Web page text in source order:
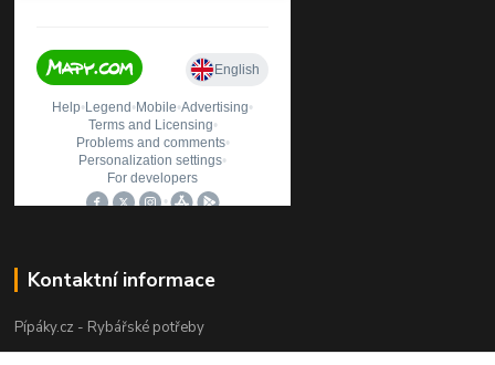
Kontaktní informace
Pípáky.cz - Rybářské potřeby